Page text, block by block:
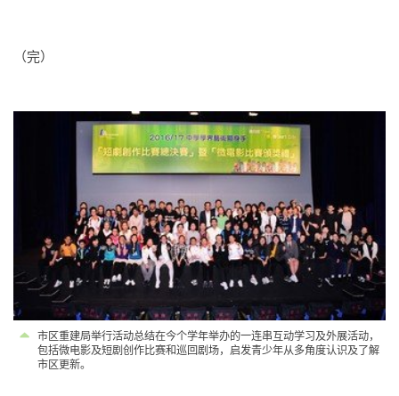
市区重建局举行活动总结在今个学年举办的一连串互动学习及外展活动，
包括微电影及短剧创作比赛和巡回剧场，启发青少年从多角度认识及了解
市区更新。
（完）